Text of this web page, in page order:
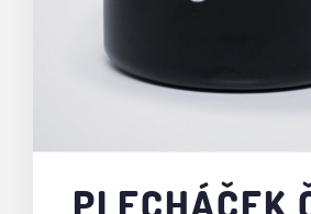
PLECHÁČEK